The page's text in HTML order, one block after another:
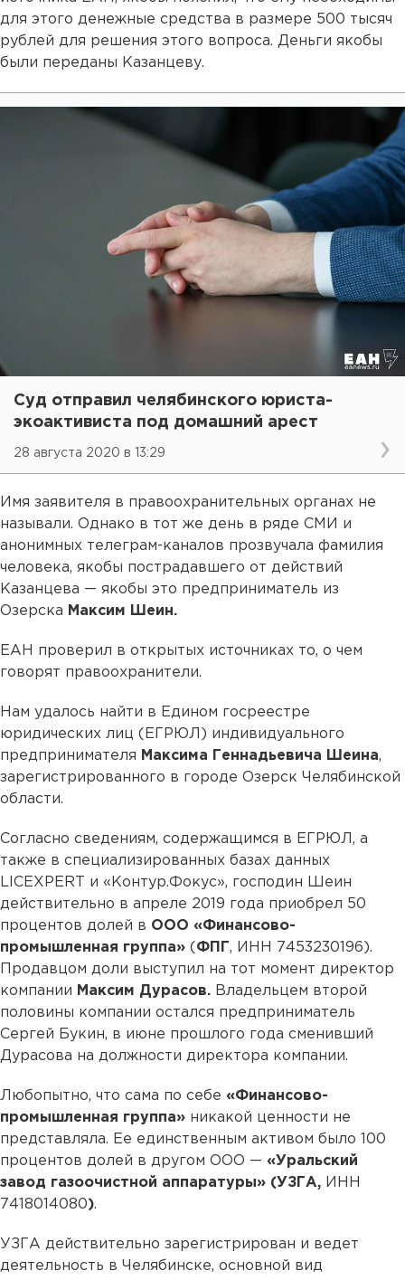
для этого денежные средства в размере 500 тысяч
рублей для решения этого вопроса. Деньги якобы
были переданы Казанцеву.
Суд отправил челябинского юриста-
экоактивиста под домашний арест
28 августа 2020 в 13:29
Имя заявителя в правоохранительных органах не
называли. Однако в тот же день в ряде СМИ и
анонимных телеграм-каналов прозвучала фамилия
человека, якобы пострадавшего от действий
Казанцева — якобы это предприниматель из
Озерска Максим Шеин.
ЕАН проверил в открытых источниках то, о чем
говорят правоохранители.
Нам удалось найти в Едином госреестре
юридических лиц (ЕГРЮЛ) индивидуального
предпринимателя Максима Геннадьевича Шеина,
зарегистрированного в городе Озерск Челябинской
области.
Согласно сведениям, содержащимся в ЕГРЮЛ, а
также в специализированных базах данных
LICEXPERT и «Контур.Фокус», господин Шеин
действительно в апреле 2019 года приобрел 50
процентов долей в ООО «Финансово-
промышленная группа» ( ФПГ, ИНН 7453230196).
Продавцом доли выступил на тот момент директор
компании Максим Дурасов. Владельцем второй
половины компании остался предприниматель
Сергей Букин, в июне прошлого года сменивший
Дурасова на должности директора компании.
Любопытно, что сама по себе «Финансово-
промышленная группа» никакой ценности не
представляла. Ее единственным активом было 100
процентов долей в другом ООО — «Уральский
завод газоочистной аппаратуры» (УЗГА, ИНН
7418014080).
УЗГА действительно зарегистрирован и ведет
деятельность в Челябинске, основной вид